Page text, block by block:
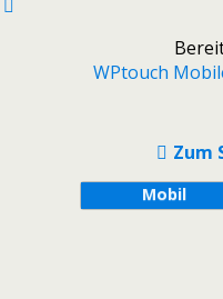
WPtouch
Zum
Mobil